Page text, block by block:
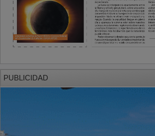
PUBLICIDAD